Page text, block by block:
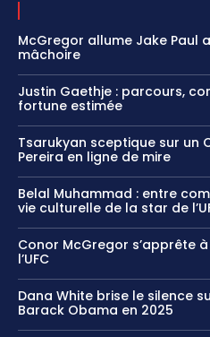
McGregor allume Jake Paul
mâchoire
Justin Gaethje : parcours,
fortune estimée
Tsarukyan sceptique sur un
Pereira en ligne de mire
Belal Muhammad : entre
vie culturelle de la star de
Conor McGregor s’apprête
l’UFC
Dana White brise le silence
Barack Obama en 2025